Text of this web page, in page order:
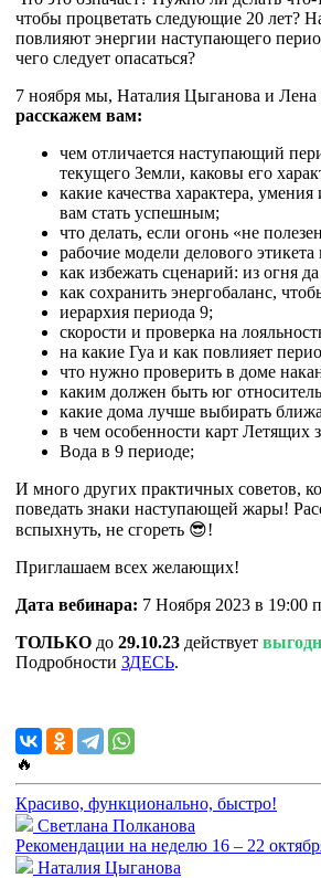
чтобы процветать следующие 20 лет?
повлияют энергии наступающего
чего следует опасаться?
7 ноября мы, Наталия Цыганова и
расскажем вам:
чем отличается наступающий
текущего Земли, каковы его
какие качества характера,
вам стать успешным;
что делать, если огонь «не
рабочие модели делового этикета
как избежать сценарий: из огня
как сохранить энергобаланс,
иерархия периода 9;
скорости и проверка на
на какие Гуа и как повлияет
что нужно проверить в доме
каким должен быть юг
какие дома лучше выбирать
в чем особенности карт Летящих
Вода в 9 периоде;
И много других практичных советов,
поведать знаки наступающей жары!
вспыхнуть, не сгореть 😎!
Приглашаем всех желающих!
Дата вебинара: 7 Ноября 2023 в 19:00
ТОЛЬКО до 29.10.23 действует
Подробности ЗДЕСЬ.
🔥
Красиво, функционально, быстро!
Cветлана Полканова
Рекомендации на неделю 16 – 22
Наталия Цыганова